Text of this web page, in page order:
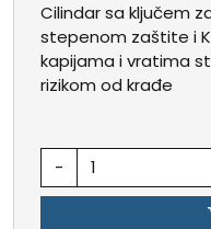
Cilindar sa ključem
stepenom zaštite i
kapijama i vratima
rizikom od krađe
-